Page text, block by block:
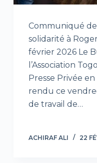
Communiqué
solidarité à
février 2026 Le
l’Association
Presse Privée en
rendu ce
de travail de…
ACHIRAF ALI 22